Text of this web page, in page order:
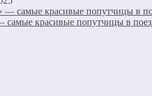
самые красивые попутчицы в